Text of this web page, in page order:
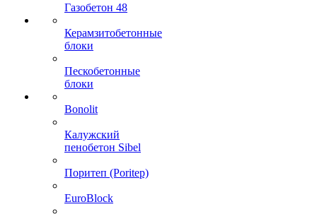
Газобетон 48
Керамзитобетонные
блоки
Пескобетонные
блоки
Bonolit
Калужский
пенобетон Sibel
Поритеп (Poritep)
EuroBlock